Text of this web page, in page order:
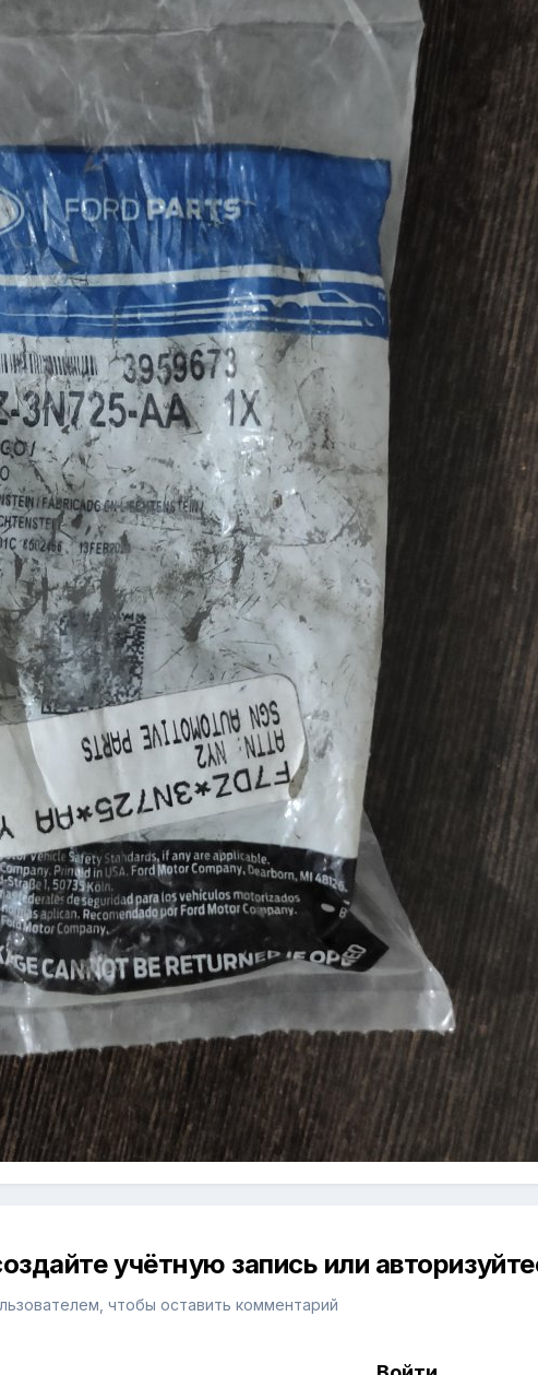
учётную запись или
чтобы оставить комментарий